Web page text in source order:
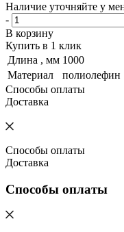
Наличие уточняйте у
-
В корзину
Купить в 1 клик
Длина , мм 1000
Материал
полиолефин
Способы оплаты
Доставка
Способы оплаты
Доставка
Способы оплаты